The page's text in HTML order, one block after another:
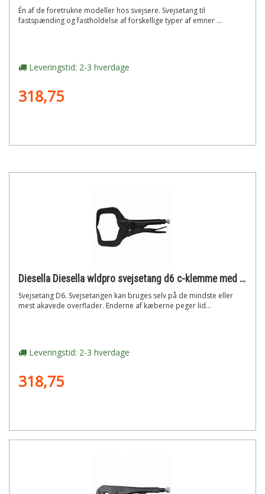
Én af de foretrukne modeller hos svejsere. Svejsetang til
fastspænding og fastholdelse af forskellige typer af emner ...
Leveringstid: 2-3 hverdage
318,75
Diesella Diesella wldpro svejsetang d6 c-klemme med spidse kæber (280mm/11)"
Svejsetang D6. Svejsetangen kan bruges selv på de mindste eller
mest akavede overflader. Enderne af kæberne peger lid...
Leveringstid: 2-3 hverdage
318,75